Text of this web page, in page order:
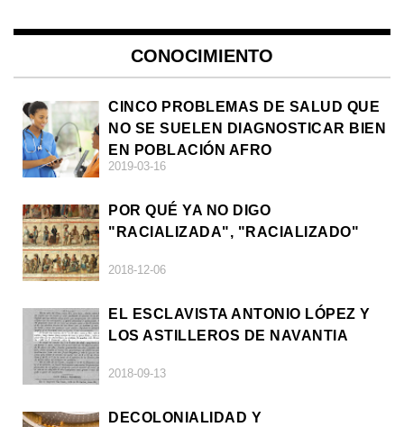
CONOCIMIENTO
CINCO PROBLEMAS DE SALUD QUE
NO SE SUELEN DIAGNOSTICAR BIEN
EN POBLACIÓN AFRO
2019-03-16
POR QUÉ YA NO DIGO
"RACIALIZADA", "RACIALIZADO"
2018-12-06
EL ESCLAVISTA ANTONIO LÓPEZ Y
LOS ASTILLEROS DE NAVANTIA
2018-09-13
DECOLONIALIDAD Y